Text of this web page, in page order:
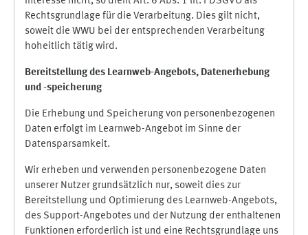
Rechtsgrundlage für die Verarbeitung. Dies gilt nicht,
soweit die WWU bei der entsprechenden Verarbeitung
hoheitlich tätig wird.
Bereitstellung des Learnweb-Angebots, Datenerhebung
und -speicherung
Die Erhebung und Speicherung von personenbezogenen
Daten erfolgt im Learnweb-Angebot im Sinne der
Datensparsamkeit.
Wir erheben und verwenden personenbezogene Daten
unserer Nutzer grundsätzlich nur, soweit dies zur
Bereitstellung und Optimierung des Learnweb-Angebots,
des Support-Angebotes und der Nutzung der enthaltenen
Funktionen erforderlich ist und eine Rechtsgrundlage uns